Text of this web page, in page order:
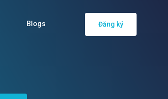
Blogs Đăng ký